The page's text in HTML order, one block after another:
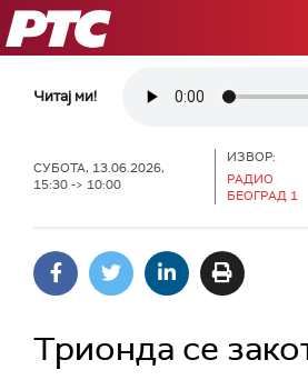
РТС
Читај ми!
СУБОТА, 13.06.2026,
15:30 -> 10:00
ИЗВОР:
РАДИО
БЕОГРАД 1
Трионда се